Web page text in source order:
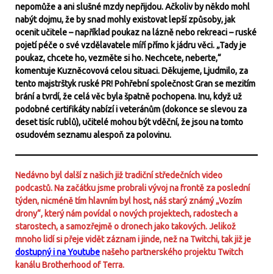
nepomůže a ani slušné mzdy nepřijdou. Ačkoliv by někdo mohl
nabýt dojmu, že by snad mohly existovat lepší způsoby, jak
ocenit učitele – například poukaz na lázně nebo rekreaci – ruské
pojetí péče o své vzdělavatele míří přímo k jádru věci. „Tady je
poukaz, chcete ho, vezměte si ho. Nechcete, neberte,“
komentuje Kuzněcovová celou situaci. Děkujeme, Ljudmilo, za
tento majstrštyk ruské PR! Pohřební společnost Gran se mezitím
brání a tvrdí, že celá věc byla špatně pochopena. Inu, když už
podobné certifikáty nabízí i veteránům (dokonce se slevou za
deset tisíc rublů), učitelé mohou být vděční, že jsou na tomto
osudovém seznamu alespoň za polovinu.
Nedávno byl další z našich již tradiční středečních video
podcastů. Na začátku jsme probrali vývoj na frontě za poslední
týden, nicméně tím hlavním byl host, náš starý známý „Vozím
drony“, který nám povídal o nových projektech, radostech a
starostech, a samozřejmě o dronech jako takových. Jelikož
mnoho lidí si přeje vidět záznam i jinde, než na Twitchi, tak již je
dostupný i na Youtubenašeho partnerského projektu Twitch
kanálu Brotherhood of Terra.